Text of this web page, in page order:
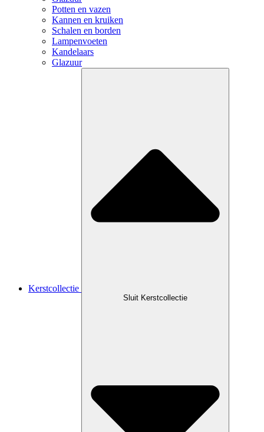
Potten en vazen
Kannen en kruiken
Schalen en borden
Lampenvoeten
Kandelaars
Glazuur
Kerstcollectie
Sluit Kerstcollectie